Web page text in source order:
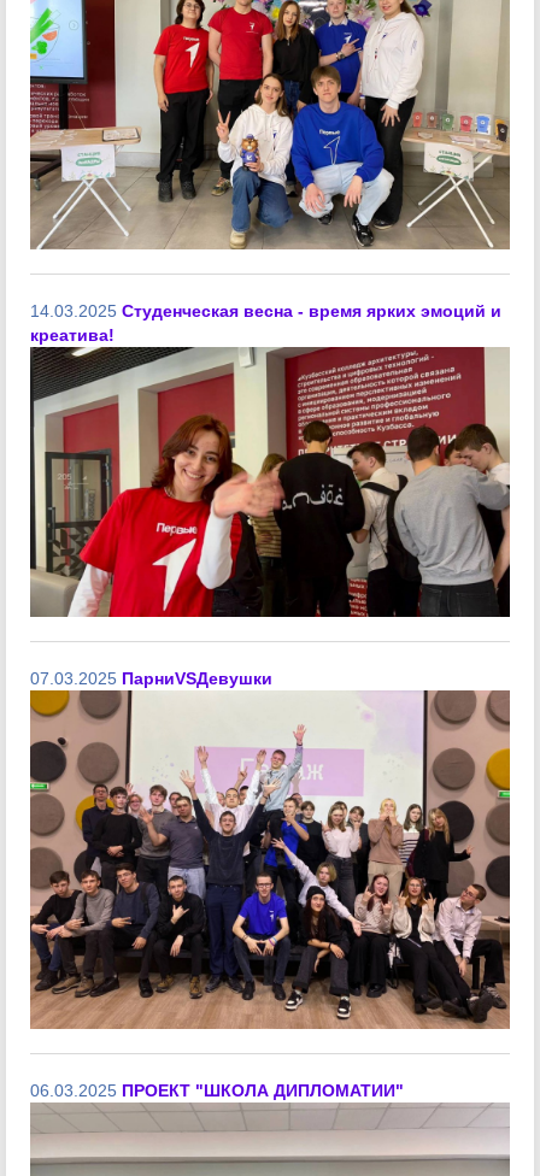
14.03.2025 Студенческая весна - время ярких эмоций и
креатива!
07.03.2025 ПарниVSДевушки
06.03.2025 ПРОЕКТ "ШКОЛА ДИПЛОМАТИИ"